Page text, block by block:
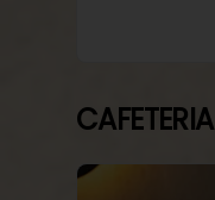
CAFETERIA